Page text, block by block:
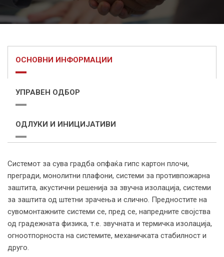
ОСНОВНИ ИНФОРМАЦИИ
УПРАВЕН ОДБОР
ОДЛУКИ И ИНИЦИЈАТИВИ
Системот за сува градба опфаќа гипс картон плочи,
прегради, монолитни плафони, системи за противпожарна
заштита, акустични решенија за звучна изолација, системи
за заштита од штетни зрачења и слично. Предностите на
сувомонтажните системи се, пред сe, напредните својства
од градежната физика, т.е. звучната и термичка изолација,
огноотпорноста на системите, механичката стабилност и
друго.